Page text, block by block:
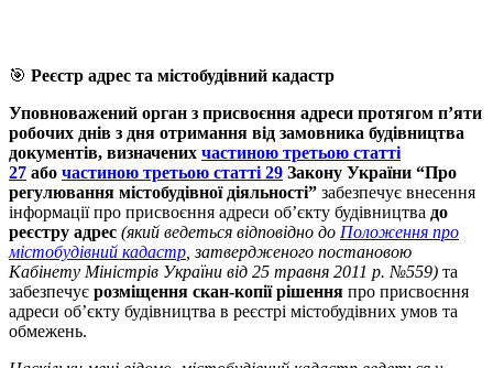
🎯 Реєстр адрес та містобудівний кадастр
Уповноважений орган з присвоєння адреси протягом п’яти
робочих днів з дня отримання від замовника будівництва
документів, визначених частиною третьою статті
27 або частиною третьою статті 29 Закону України “Про
регулювання містобудівної діяльності” забезпечує внесення
інформації про присвоєння адреси об’єкту будівництва до
реєстру адрес (який ведеться відповідно до Положення про
містобудівний кадастр , затвердженого постановою
Кабінету Міністрів України від 25 травня 2011 р. №559) та
забезпечує розміщення скан-копії рішення про присвоєння
адреси об’єкту будівництва в реєстрі містобудівних умов та
обмежень.